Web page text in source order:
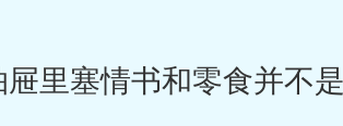
里塞情书和零食并不